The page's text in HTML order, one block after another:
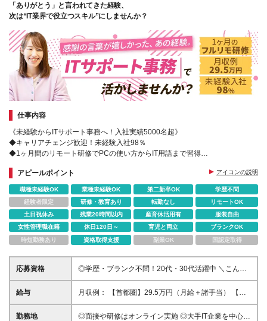
「ありがとう」と言われてきた経験、
次は“IT業界で役立つスキル”にしませんか？
仕事内容
《未経験からITサポート事務へ！入社実績5000名超》
◆キャリアチェンジ歓迎！未経験入社98％
◆1ヶ月間のリモート研修でPCの使い方からIT用語まで習得
◆資格取得サポート＆お祝い金
アピールポイント アイコンの説明
職種未経験OK 業種未経験OK 第二新卒OK
学歴不問
経験者限定
研修・教育あり 転勤なし
リモートOK
土日祝休み
残業20時間以内 産育休活用有
服装自由
女性管理職在籍
休日120日～ 育児と両立
ブランクOK
時短勤務あり
資格取得支援 副業OK 国認定取得
応募資格
◎学歴・ブランク不問！20代・30代活躍中 ＼こんな
方にピッタリ！／ ■PCやITになんとなく興味がある ■
接客経験を活かし「手に職」をつけたい ■長く安心し
実にステップアップしたい
給与
月収例： 【首都圏】29.5万円（月給＋諸手当） 【東
海／関西】28.5万円（月給＋諸手当） 【九州】26万
円（月給＋諸手当） ＼時間外手当は1分単位で全額支
勤務地
◎面接や研修はオンライン実施 ◎大手IT企業を中心に